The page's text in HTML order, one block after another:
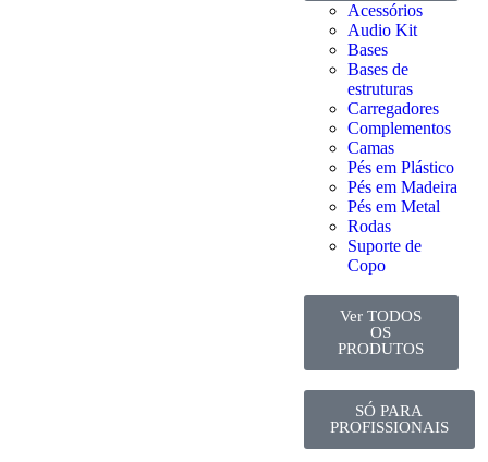
Acessórios
Audio Kit
Bases
Bases de
estruturas
Carregadores
Complementos
Camas
Pés em Plástico
Pés em Madeira
Pés em Metal
Rodas
Suporte de
Copo
Ver TODOS
OS
PRODUTOS
SÓ PARA
PROFISSIONAIS